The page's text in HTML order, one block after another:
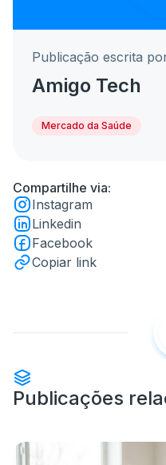
Publicação escrita
Amigo Tech
Mercado da Saúde
Compartilhe via:
Instagram
Linkedin
Facebook
Copiar link
Publicações